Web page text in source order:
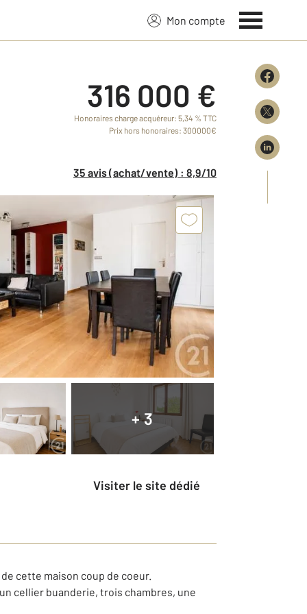
Mon compte
316 000 €
Honoraires charge acquéreur: 5,34 % TTC
Prix hors honoraires: 300000€
35 avis (achat/vente) : 8,9/10
+ 3
Visiter le site dédié
cette maison coup de coeur.
cellier buanderie, trois chambres, une